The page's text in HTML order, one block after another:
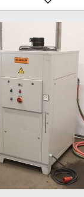
przez
250
0,64 oma Idealnie
warunkach, w
(systemy
i systemów
posiadają
Logistyka: Oba
i
ułatwia transport.
(szerokość) x 35
życzenie możliwa
dostępna po